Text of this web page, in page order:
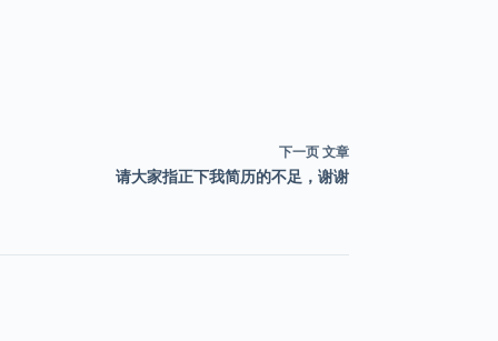
下一页 文章
请大家指正下我简历的不足，谢谢